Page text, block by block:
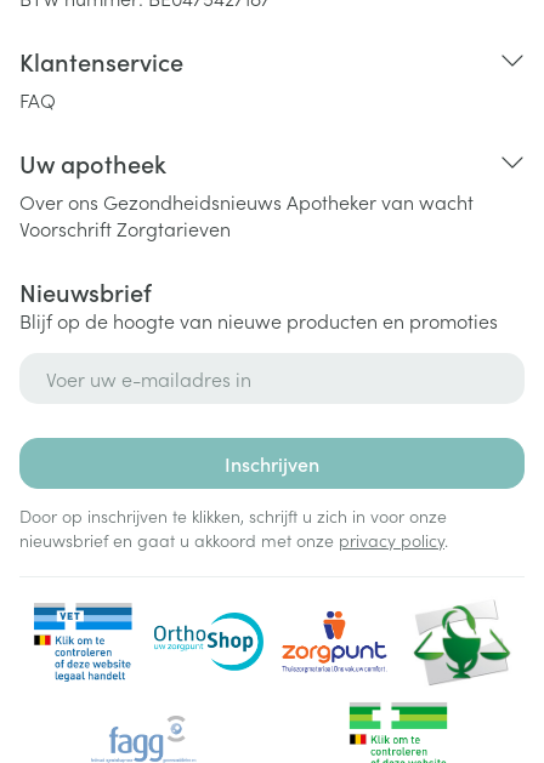
Klantenservice
FAQ
Uw apotheek
Over ons Gezondheidsnieuws Apotheker van wacht
VoorschriftZorgtarieven
Nieuwsbrief
Blijf op de hoogte van nieuwe producten en promoties
Inschrijven
Door op inschrijven te klikken, schrijft u zich in voor onze
nieuwsbrief en gaat u akkoord met onze privacy policy.